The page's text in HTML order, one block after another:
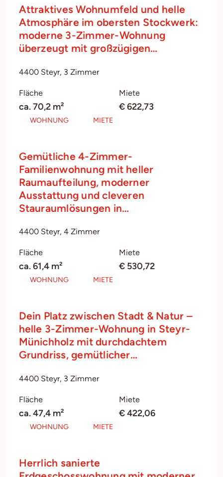
Attraktives Wohnumfeld und helle
Atmosphäre im obersten Stockwerk:
moderne 3-Zimmer-Wohnung
überzeugt mit großzügigen…
4400 Steyr, 3 Zimmer
Fläche
ca. 70,2 m²
Miete
€ 622,73
WOHNUNG MIETE
Gemütliche 4-Zimmer-
Familienwohnung mit heller
Raumaufteilung, moderner
Ausstattung und cleveren
Stauraumlösungen in…
4400 Steyr, 4 Zimmer
Fläche
ca. 61,4 m²
Miete
€ 530,72
WOHNUNG MIETE
Dein Platz zwischen Stadt & Natur –
helle 3-Zimmer-Wohnung in Steyr-
Münichholz mit durchdachtem
Grundriss, gemütlicher…
4400 Steyr, 3 Zimmer
Fläche
ca. 47,4 m²
Miete
€ 422,06
WOHNUNG MIETE
Herrlich sanierte